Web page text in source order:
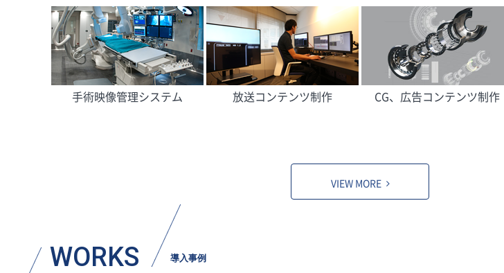
手術映像管理システム 放送コンテンツ制作 CG、広告コンテンツ制作
VIEW MORE
WORKS 導入事例